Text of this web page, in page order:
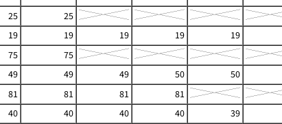
25
25
19 19 19 19
19
75
75
49 49 49 50
50
81 81 81
81
40 40 40 40
39